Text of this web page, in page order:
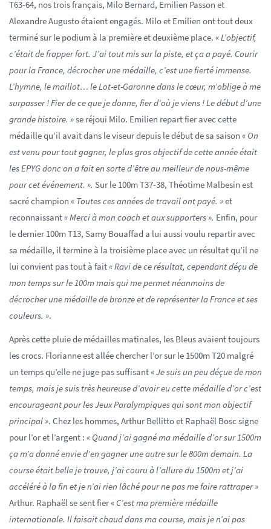
T63-64, nos trois français, Milo Bernard, Emilien Passon et
Alexandre Augusto étaient engagés. Milo et Emilien ont tout deux
terminé sur le podium à la première et deuxième place. «L’objectif,
c’était de frapper fort. J’ai tout mis sur la piste, et ça a payé. Courir
pour la France, décrocher une médaille, c’est une fierté immense.
L’hymne, le maillot… le Lot-et-Garonne dans le cœur, m’oblige à me
surpasser ! Fier de ce que je donne, fier d’où je viens ! Le début d’une
grande histoire. »se réjoui Milo. Emilien repart fier avec cette
médaille qu’il avait dans le viseur depuis le début de sa saison « On
est venu pour tout gagner, le plus gros objectif de cette année était
les EPYG donc on a fait en sorte d’être au meilleur de nous-même
pour cet événement. ». Sur le 100m T37-38, Théotime Malbesin est
sacré champion « Toutes ces années de travail ont payé. »et
reconnaissant« Merci à mon coach et aux supporters ». Enfin, pour
le dernier 100m T13, Samy Bouaffad a lui aussi voulu repartir avec
sa médaille, il termine à la troisième place avec un résultat qu’il ne
lui convient pas tout à fait« Ravi de ce résultat, cependant déçu de
mon temps sur le 100m mais qui me permet néanmoins de
décrocher une médaille de bronze et de représenter la France et ses
couleurs. ».
Après cette pluie de médailles matinales, les Bleus avaient toujours
les crocs. Florianne est allée chercher l’or sur le 1500m T20 malgré
un temps qu’elle ne juge pas suffisant «Je suis un peu déçue de mon
temps, mais je suis très heureuse d’avoir eu cette médaille d’or c’est
encourageant pour les Jeux Paralympiques qui sont mon objectif
principal ». Chez les hommes, Arthur Bellitto et Raphaël Bosc signe
pour l’or et l’argent : « Quand j’ai gagné ma médaille d’or sur 1500m
ça m’a donné envie d’en gagner une autre sur le 800m demain. La
course était belle je trouve, j’ai couru à l’allure du 1500m et j’ai
accéléré à la fin et je n’ai rien lâché pour ne pas me faire rattraper »
Arthur. Raphaël se sent fier « C’est ma première médaille
internationale. Il faisait chaud dans ma course, mais je n’ai pas